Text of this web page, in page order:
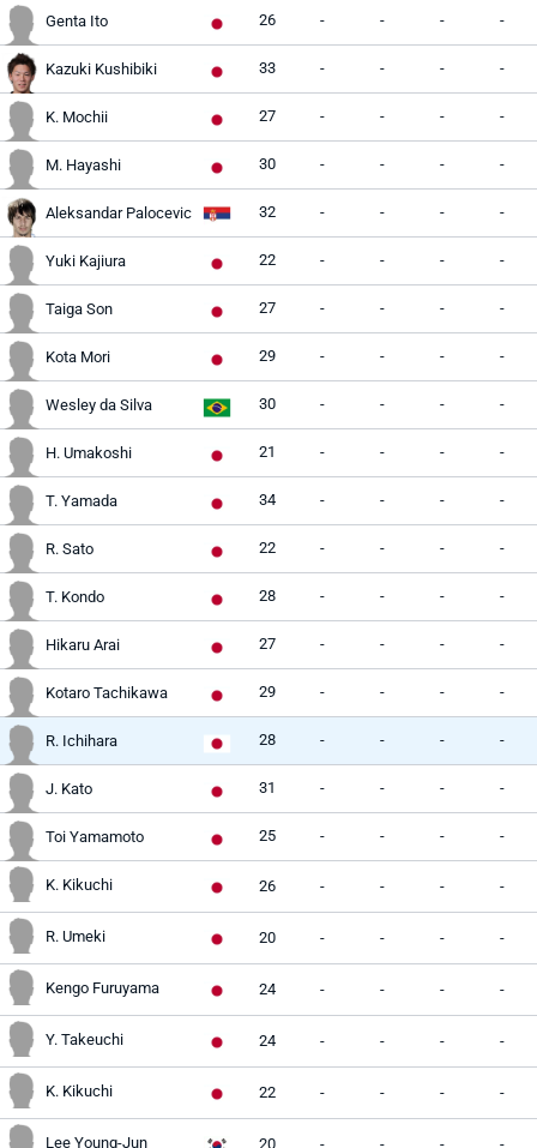
Genta Ito 26 - - - -
Kazuki Kushibiki 33 - - - -
K. Mochii 27 - - - -
M. Hayashi 30 - - - -
Aleksandar Palocevic 32 - - - -
Yuki Kajiura 22 - - - -
Taiga Son 27 - - - -
Kota Mori 29 - - - -
Wesley da Silva 30 - - - -
H. Umakoshi 21 - - - -
T. Yamada 34 - - - -
R. Sato 22 - - - -
T. Kondo 28 - - - -
Hikaru Arai 27 - - - -
Kotaro Tachikawa 29 - - - -
R. Ichihara 28 - - - -
J. Kato 31 - - - -
Toi Yamamoto 25 - - - -
K. Kikuchi 26 - - - -
R. Umeki 20 - - - -
Kengo Furuyama 24 - - - -
Y. Takeuchi 24 - - - -
K. Kikuchi 22 - - - -
Lee Young-Jun 20 - - - -